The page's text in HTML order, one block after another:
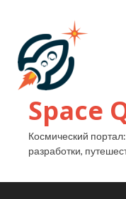
Space
Космический
разработки,